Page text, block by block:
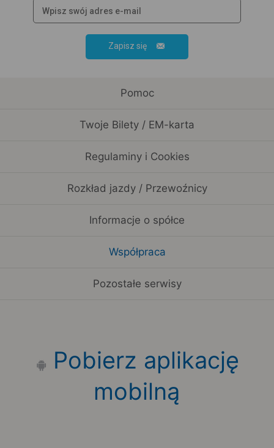
Zapisz się
Pomoc
Twoje Bilety / EM-karta
Regulaminy i Cookies
Rozkład jazdy / Przewoźnicy
Informacje o spółce
Współpraca
Pozostałe serwisy
Pobierz aplikację
mobilną